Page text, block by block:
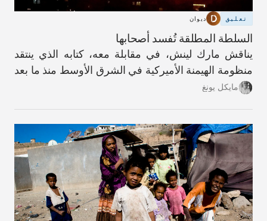
تعليق ديوان
السلطة المطلقة تُفسد أصحابها
يناقش مارك لينش، في مقابلة معه، كتابه الذي ينتقد
منظومة الهيمنة الأميركية في الشرق الأوسط منذ ما بعد
العام 1990.مايكل يونغ